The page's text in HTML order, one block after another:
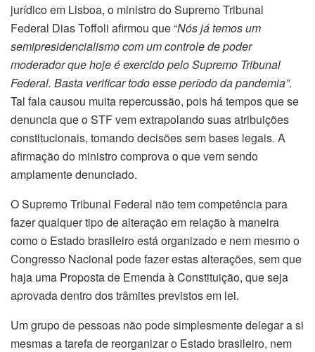
jurídico em Lisboa, o ministro do Supremo Tribunal
Federal Dias Toffoli afirmou que “Nós já temos um
semipresidencialismo com um controle de poder
moderador que hoje é exercido pelo Supremo Tribunal
Federal. Basta verificar todo esse período da pandemia”.
Tal fala causou muita repercussão, pois há tempos que se
denuncia que o STF vem extrapolando suas atribuições
constitucionais, tomando decisões sem bases legais. A
afirmação do ministro comprova o que vem sendo
amplamente denunciado.
O Supremo Tribunal Federal não tem competência para
fazer qualquer tipo de alteração em relação à maneira
como o Estado brasileiro está organizado e nem mesmo o
Congresso Nacional pode fazer estas alterações, sem que
haja uma Proposta de Emenda à Constituição, que seja
aprovada dentro dos trâmites previstos em lei.
Um grupo de pessoas não pode simplesmente delegar a si
mesmas a tarefa de reorganizar o Estado brasileiro, nem